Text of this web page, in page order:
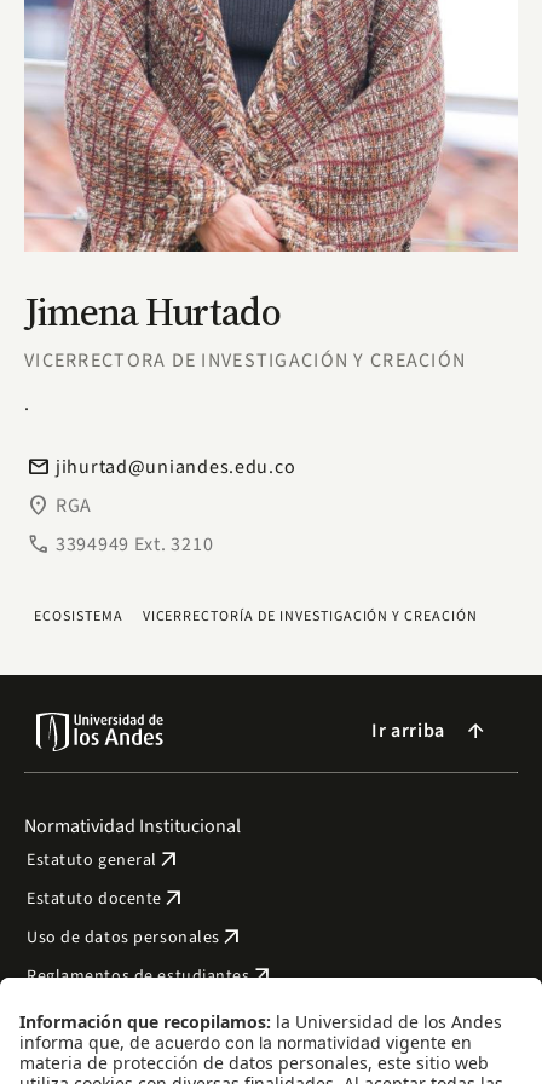
Jimena Hurtado
VICERRECTORA DE INVESTIGACIÓN Y CREACIÓN
.
email jihurtad@uniandes.edu.co
place RGA
phone 3394949 Ext. 3210
ECOSISTEMA VICERRECTORÍA DE INVESTIGACIÓN Y CREACIÓN
Ir arriba arrow_forward
Normatividad Institucional
Estatuto general arrow_outward
Estatuto docente arrow_outward
Uso de datos personales arrow_outward
Reglamentos de estudiantesarrow_outward
Transparencia y acceso a la información públicaarrow_outward
Bienestararrow_outward